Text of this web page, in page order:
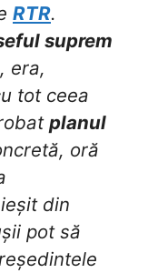
RTR.
suprem
era,
tot ceea
planul
oră
din
pot să